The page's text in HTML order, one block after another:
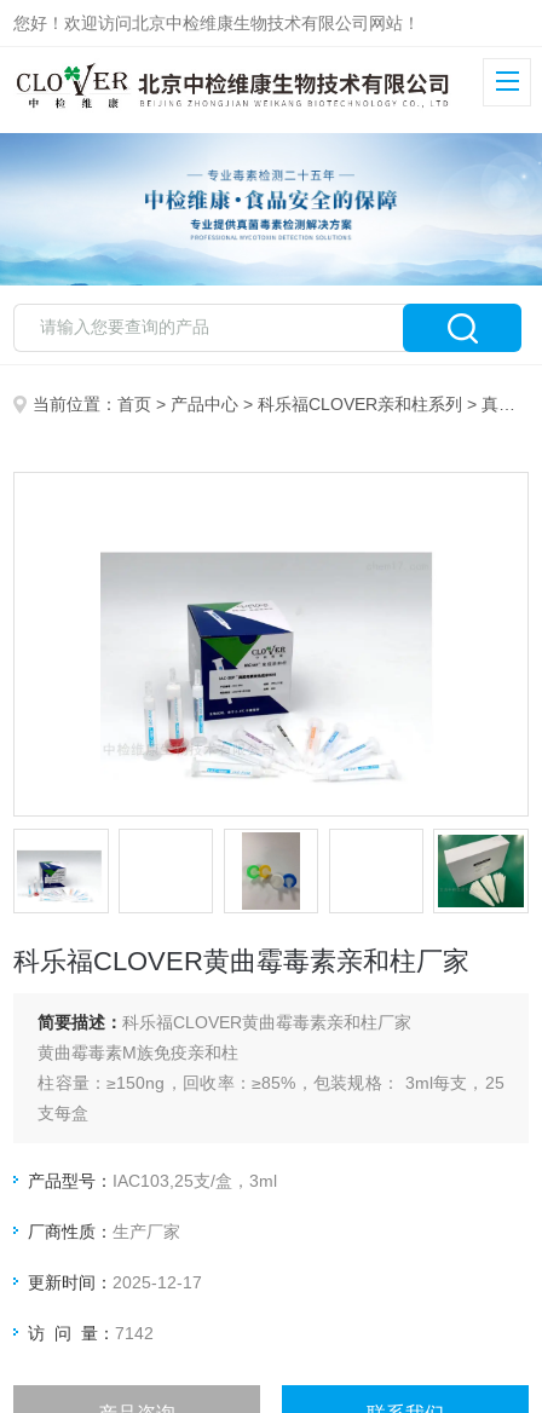
您好！欢迎访问北京中检维康生物技术有限公司网站！
当前位置：首页 > 产品中心 >科乐福CLOVER亲和柱系列 >真菌毒素系列
科乐福CLOVER黄曲霉毒素亲和柱厂家
简要描述：科乐福CLOVER黄曲霉毒素亲和柱厂家
黄曲霉毒素M族免疫亲和柱
柱容量：≥150ng，回收率：≥85%，包装规格： 3ml每支，25
支每盒
产品型号： IAC103,25支/盒，3ml
厂商性质：生产厂家
更新时间： 2025-12-17
访 问 量：7142